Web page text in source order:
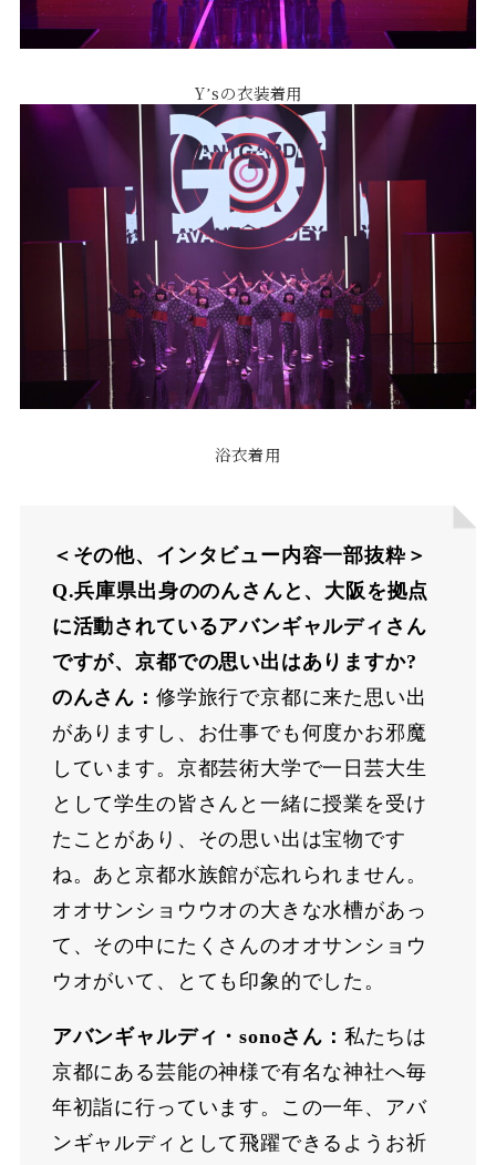
Yʼsの⾐装着⽤
浴⾐着⽤
＜その他、インタビュー内容一部抜粋＞
Q.兵庫県出⾝ののんさんと、⼤阪を拠点
に活動されているアバンギャルディさん
ですが、京都での思い出はありますか?
のんさん： 修学旅⾏で京都に来た思い出
がありますし、お仕事でも何度かお邪魔
しています。京都芸術⼤学で⼀⽇芸⼤⽣
として学⽣の皆さんと⼀緒に授業を受け
たことがあり、その思い出は宝物です
ね。あと京都⽔族館が忘れられません。
オオサンショウウオの⼤きな⽔槽があっ
て、その中にたくさんのオオサンショウ
ウオがいて、とても印象的でした。
アバンギャルディ・sonoさん： 私たちは
京都にある芸能の神様で有名な神社へ毎
年初詣に⾏っています。この⼀年、アバ
ンギャルディとして⾶躍できるようお祈